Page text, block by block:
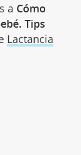
a Cómo
Tips
Lactancia